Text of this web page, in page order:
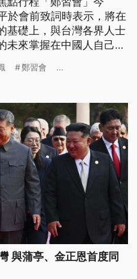
於會前致詞時表示，將在
基礎上，與台灣各界人士
未來掌握在中國人自己手
會成為外力介入棋盤；她
鄭習會 ...
與蒲亭、金正恩首度同